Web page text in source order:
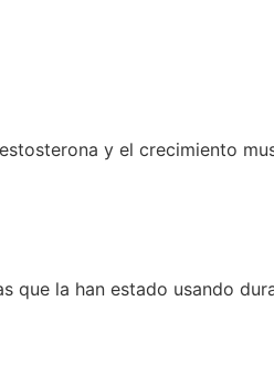
y el crecimiento
que la han estado usando